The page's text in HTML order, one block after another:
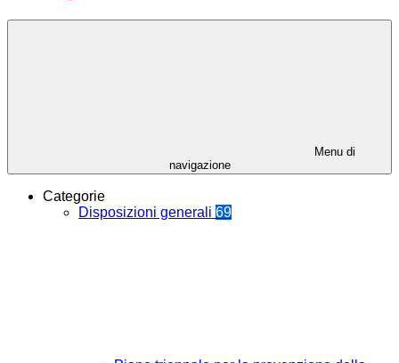
Menu di
navigazione
Categorie
Disposizioni generali 69